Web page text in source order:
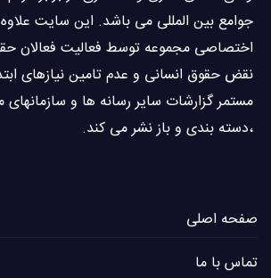
جوامع بین المللى می باشد. این سایت علاوه
اختصاصی مجموعه توسط فعاليت فعالان
نقض حقوق انسانی و عدم تامین نیازهای
مستمر گزارشات سایر رسانه ها و سازمانهای
،دسته بندی و باز نشر می كند.
صفحه اصلی
تماس با ما